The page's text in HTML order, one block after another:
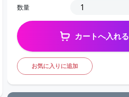
数量
カートへ入れる
お気に入りに追加